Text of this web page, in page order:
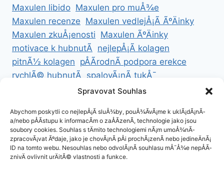
Maxulen libido Maxulen pro muÅ¾e
Maxulen recenze Maxulen vedlejÅ¡Ã­ ÃºÄinky
Maxulen zkuÅ¡enosti Maxulen ÃºÄinky
motivace k hubnutÃ­ nejlepÅ¡Ã­ kolagen
pitnÃ½ kolagen pÅÃ­rodnÃ­ podpora erekce
rychlÃ© hubnutÃ­ spalovÃ¡nÃ­ tukÅ¯
ZdravÃ© hubnutÃ­ ZdravÃ© recepty na hubnutÃ­
ZÃ¡sady cookies (EU)
Spravovat Souhlas
Abychom poskytli co nejlepÅ¡Ã­ sluÅ¾by, pouÅ¾Ã­vÃ¡me k uklÃ¡dÃ¡nÃ­
a/nebo pÅÃ­stupu k informacÃ­m o zaÅÃ­zenÃ­, technologie jako jsou
soubory cookies. Souhlas s tÄmito technologiemi nÃ¡m umoÅ¾nÃ­
zpracovÃ¡vat Ãºdaje, jako je chovÃ¡nÃ­ pÅi prochÃ¡zenÃ­ nebo jedineÄnÃ¡
ID na tomto webu. Nesouhlas nebo odvolÃ¡nÃ­ souhlasu mÅ¯Å¾e nepÅÃ­
znivÄ ovlivnit urÄitÃ© vlastnosti a funkce.